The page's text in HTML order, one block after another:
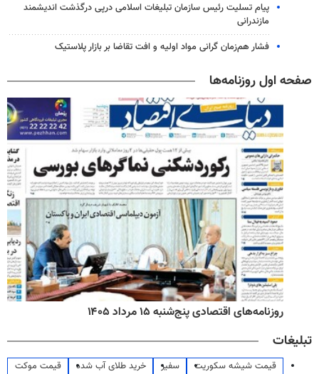
پیام تسلیت رئیس سازمان تبلیغات اسلامی درپی درگذشت اندیشمند
مازندرانی
فشار هم‌زمان گرانی مواد اولیه و افت تقاضا بر بازار پلاستیک
صفحه اول روزنامه‌ها
روزنامه‌های اقتصادی پنج‌شنبه ۱۵ مرداد ۱۴۰۵
تبلیغات
قیمت شیشه سکوریت سفیر خرید طلای آب شده
قیمت موکت